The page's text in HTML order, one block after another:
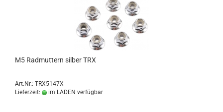
M5 Radmuttern silber TRX
Art.Nr.: TRX5147X
Lieferzeit:
im LADEN verfügbar